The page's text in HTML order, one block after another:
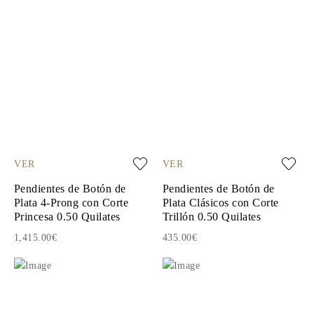
VER
Pendientes de Botón de
Plata 4-Prong con Corte
Princesa 0.50 Quilates
1,415.00€
VER
Pendientes de Botón de
Plata Clásicos con Corte
Trillón 0.50 Quilates
435.00€